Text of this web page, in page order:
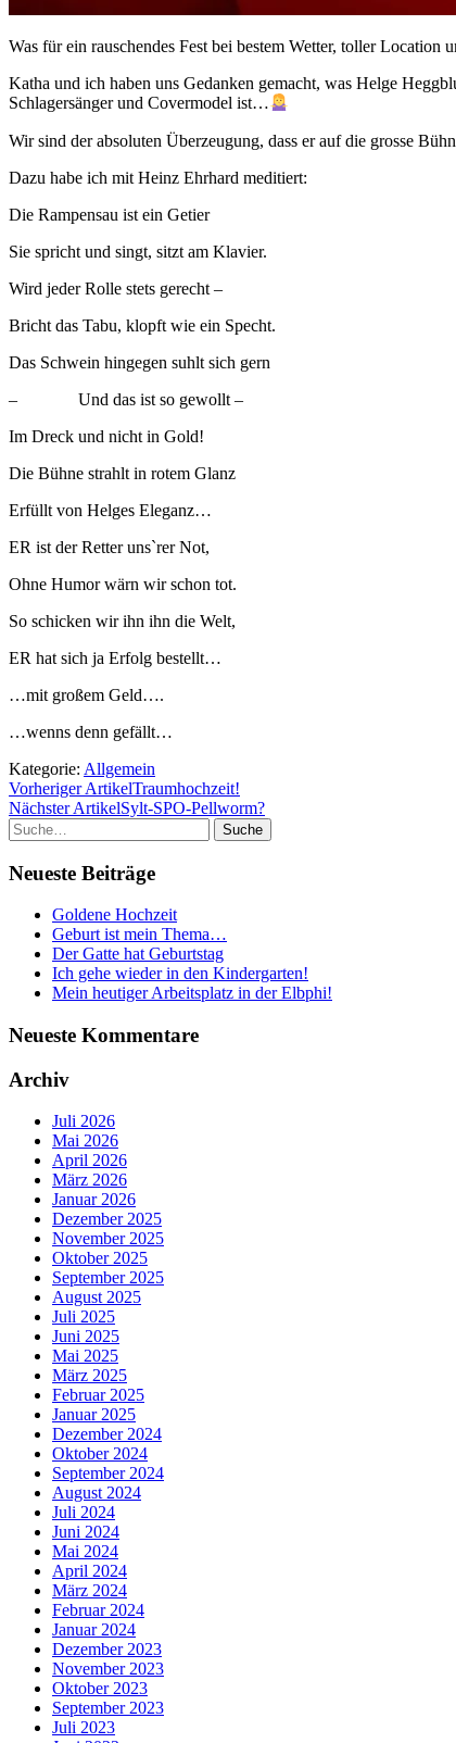
Was für ein rauschendes Fest bei bestem Wetter, toller Location
Katha und ich haben uns Gedanken gemacht, was Helge
Schlagersänger und Covermodel ist…
Wir sind der absoluten Überzeugung, dass er auf die grosse
Dazu habe ich mit Heinz Ehrhard meditiert:
Die Rampensau ist ein Getier
Sie spricht und singt, sitzt am Klavier.
Wird jeder Rolle stets gerecht –
Bricht das Tabu, klopft wie ein Specht.
Das Schwein hingegen suhlt sich gern
– Und das ist so gewollt –
Im Dreck und nicht in Gold!
Die Bühne strahlt in rotem Glanz
Erfüllt von Helges Eleganz…
ER ist der Retter uns`rer Not,
Ohne Humor wärn wir schon tot.
So schicken wir ihn ihn die Welt,
ER hat sich ja Erfolg bestellt…
…mit großem Geld….
…wenns denn gefällt…
Kategorie: Allgemein
Vorheriger ArtikelTraumhochzeit!
Nächster ArtikelSylt-SPO-Pellworm?
Suche
Neueste Beiträge
Goldene Hochzeit
Geburt ist mein Thema…
Der Gatte hat Geburtstag
Ich gehe wieder in den Kindergarten!
Mein heutiger Arbeitsplatz in der Elbphi!
Neueste Kommentare
Archiv
Juli 2026
Mai 2026
April 2026
März 2026
Januar 2026
Dezember 2025
November 2025
Oktober 2025
September 2025
August 2025
Juli 2025
Juni 2025
Mai 2025
März 2025
Februar 2025
Januar 2025
Dezember 2024
Oktober 2024
September 2024
August 2024
Juli 2024
Juni 2024
Mai 2024
April 2024
März 2024
Februar 2024
Januar 2024
Dezember 2023
November 2023
Oktober 2023
September 2023
Juli 2023